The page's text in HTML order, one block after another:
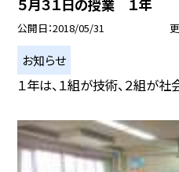
５月３１日の授業 １年
公開日 2018/05/31
お知らせ
１年は、１組が技術、２組が社